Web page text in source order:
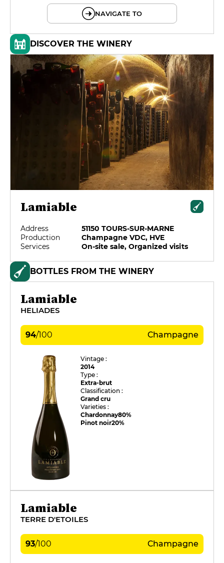
NAVIGATE TO
DISCOVER THE WINERY
Lamiable
Address
51150 TOURS-SUR-MARNE
Production
Champagne VDC, HVE
Services
On-site sale, Organized visits
BOTTLES FROM THE WINERY
Lamiable
HELIADES
94/100 Champagne
Vintage :
2014
Type :
Extra-brut
Classification :
Grand cru
Varieties :
Chardonnay80%
Pinot noir20%
Lamiable
TERRE D'ETOILES
93/100 Champagne